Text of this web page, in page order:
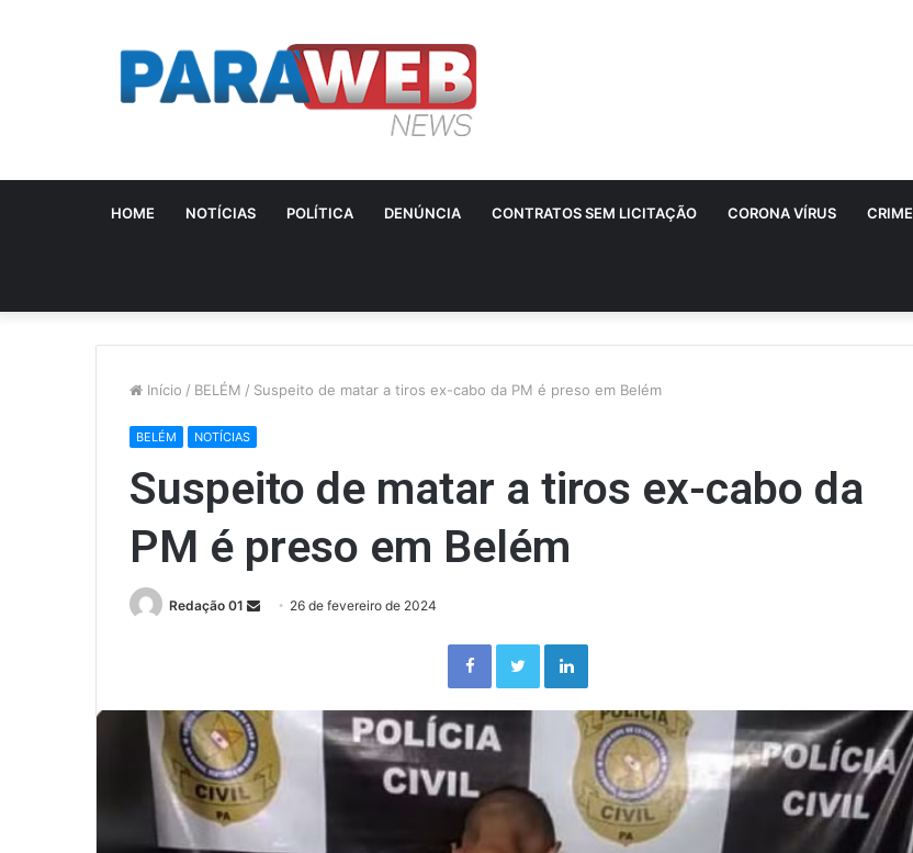
HOME NOTÍCIAS POLÍTICA DENÚNCIA CONTRATOS SEM LICITAÇÃO CORONA VÍRUS CRIME
Início / BELÉM / Suspeito de matar a tiros ex-cabo da PM é preso em Belém
BELÉM NOTÍCIAS
Suspeito de matar a tiros ex-cabo da
PM é preso em Belém
Redação 01
Send 26 de fevereiro de 2024
FacebookTwitterLinkedin